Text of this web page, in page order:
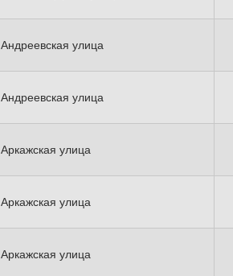
Андреевская улица
Андреевская улица
Аркажская улица
Аркажская улица
Аркажская улица